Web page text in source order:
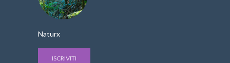
Naturx
ISCRIVITI